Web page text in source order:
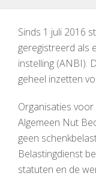
Sinds 1 juli 2016
geregistreerd als
instelling (ANBI).
geheel inzetten
Organisaties
Algemeen Nut
geen
Belastingdienst
statuten en de